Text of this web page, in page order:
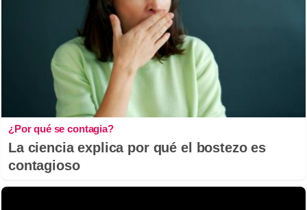
¿Por qué se contagia?
La ciencia explica por qué el bostezo es
contagioso